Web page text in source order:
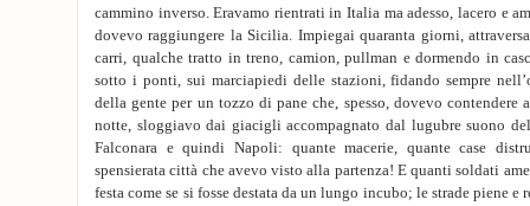
cammino inverso. Eravamo rientrati in Italia ma adesso, lacero e
dovevo raggiungere la Sicilia. Impiegai quaranta giorni,
carri, qualche tratto in treno, camion, pullman e dormendo in
sotto i ponti, sui marciapiedi delle stazioni, fidando sempre
della gente per un tozzo di pane che, spesso, dovevo contendere
notte, sloggiavo dai giacigli accompagnato dal lugubre suono
Falconara e quindi Napoli: quante macerie, quante case
spensierata città che avevo visto alla partenza! E quanti soldati
festa come se si fosse destata da un lungo incubo; le strade piene e